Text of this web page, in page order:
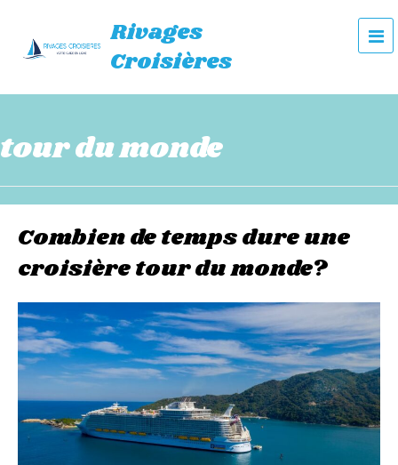
Rivages
Croisières
e
n
tour du monde
Combien de temps dure une
croisière tour du monde?